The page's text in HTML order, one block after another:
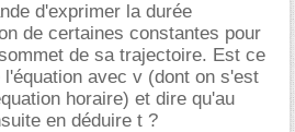
d'exprimer la durée
de certaines constantes pour
de sa trajectoire. Est ce
l'équation avec v (dont on s'est
horaire) et dire qu'au
en déduire t ?